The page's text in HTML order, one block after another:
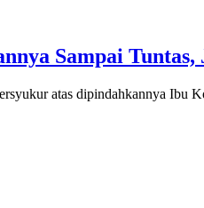
Sampai Tuntas,
atas dipindahkannya Ibu